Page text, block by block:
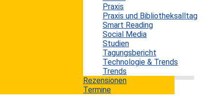
Praxis
Praxis und Bibliotheksalltag
Smart Reading
Social Media
Studien
Tagungsbericht
Technologie & Trends
Trends
Rezensionen
Termine
Veranstaltungsmotto des DGI-Forum 2019 „KI macht
Schule“. Ob es einem gefällt oder nicht: KI wird...